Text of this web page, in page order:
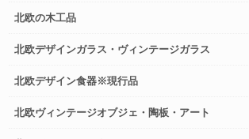
北欧の木工品
北欧デザインガラス・ヴィンテージガラス
北欧デザイン食器※現行品
北欧ヴィンテージオブジェ・陶板・アート